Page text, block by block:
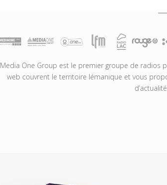
Media One Group est le premier groupe de radios
web couvrent le territoire lémanique et vous